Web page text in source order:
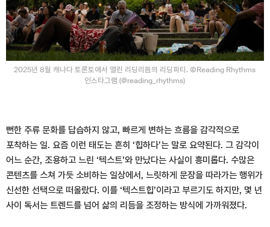
2025년 8월 캐나다 토론토에서 열린 리딩리듬의 리딩파티. ⒸReading Rhythms
인스타그램 (@reading_rhythms)
뻔한 주류 문화를 답습하지 않고, 빠르게 변하는 흐름을 감각적으로
포착하는 일. 요즘 이런 태도는 흔히 ‘힙하다’는 말로 요약된다. 그 감각이
어느 순간, 조용하고 느린 ‘텍스트’와 만났다는 사실이 흥미롭다. 수많은
콘텐츠를 스쳐 가듯 소비하는 일상에서, 느릿하게 문장을 따라가는 행위가
신선한 선택으로 떠올랐다. 이를 ‘텍스트힙’이라고 부르기도 하지만, 몇 년
사이 독서는 트렌드를 넘어 삶의 리듬을 조정하는 방식에 가까워졌다.